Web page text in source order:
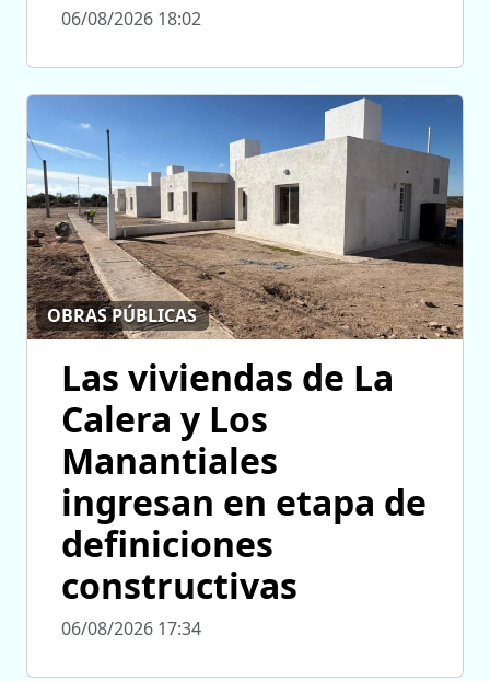
06/08/2026 18:02
OBRAS PÚBLICAS
Las viviendas de La
Calera y Los
Manantiales
ingresan en etapa de
definiciones
constructivas
06/08/2026 17:34